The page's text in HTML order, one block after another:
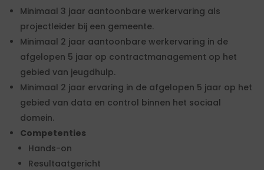
Minimaal 3 jaar aantoonbare werkervaring als
projectleider bij een gemeente.
Minimaal 2 jaar aantoonbare werkervaring in de
afgelopen 5 jaar op contractmanagement op het
gebied van jeugdhulp.
Minimaal 2 jaar ervaring in de afgelopen 5 jaar op het
gebied van data en control binnen het sociaal
domein.
Competenties
Hands-on
Resultaatgericht